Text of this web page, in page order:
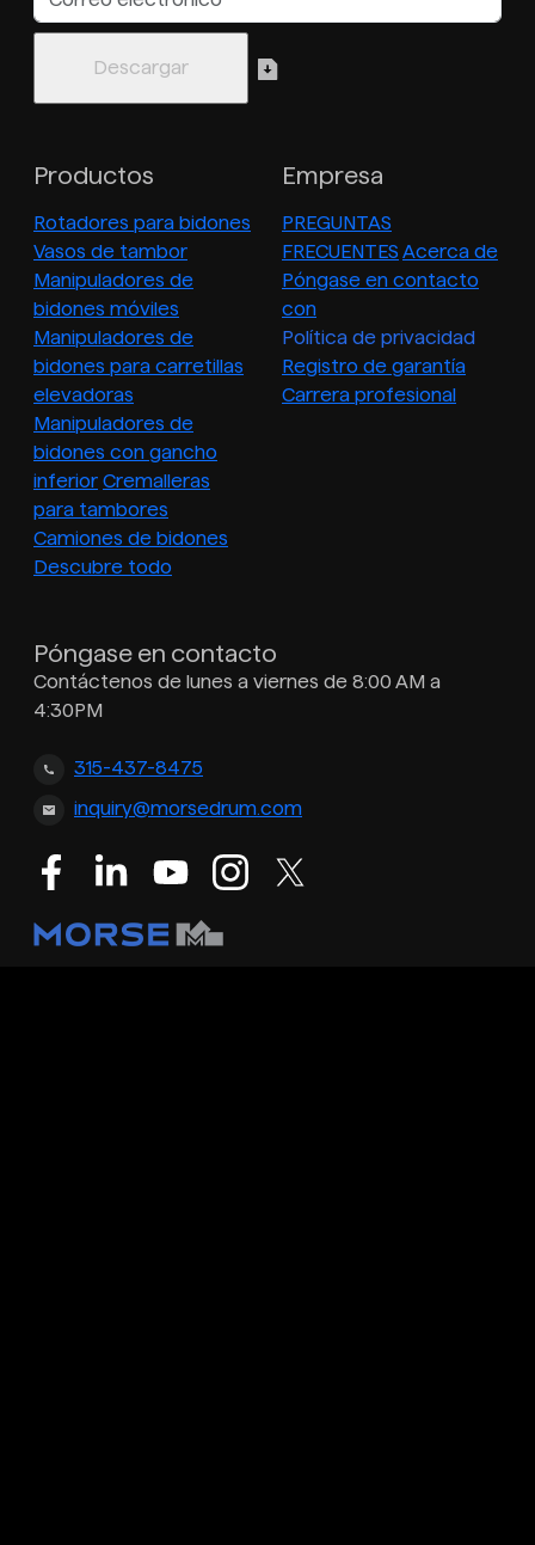
Productos
Rotadores para bidones
Vasos de tambor
Manipuladores de
bidones móviles
Manipuladores de
bidones para carretillas
elevadoras
Manipuladores de
bidones con gancho
inferior Cremalleras
para tambores
Camiones de bidones
Descubre todo
Empresa
PREGUNTAS
FRECUENTES Acerca de
Póngase en contacto
con
Política de privacidad
Registro de garantía
Carrera profesional
Póngase en contacto
Contáctenos de lunes a viernes de 8:00 AM a
4:30PM
315-437-8475
inquiry@morsedrum.com